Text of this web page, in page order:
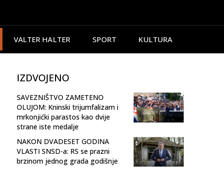
VALTER HALTER SPORT KULTURA
IZDVOJENO
SAVEZNIŠTVO ZAMETENO
OLUJOM: Kninski trijumfalizam i
mrkonjićki parastos kao dvije
strane iste medalje
NAKON DVADESET GODINA
VLASTI SNSD-a: RS se prazni
brzinom jednog grada godišnje